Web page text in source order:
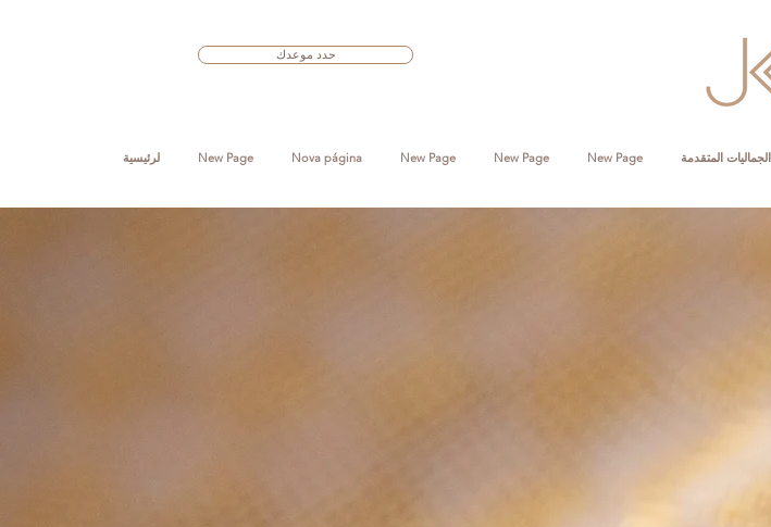
لرئيسية New Page Nova página New Page New Page New Page الجماليات المتقدمة
حدد موعدك